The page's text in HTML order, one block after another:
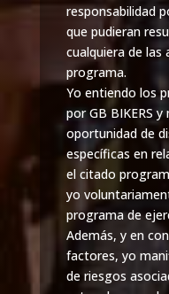
responsabilidad
que pudieran
cualquiera de las
programa.
Yo entiendo los
por GB BIKERS
oportunidad de
específicas en
el citado
yo
programa de
Además, y en
factores, yo
de riesgos